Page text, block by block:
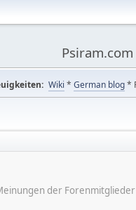
Wiki * German blog*
der